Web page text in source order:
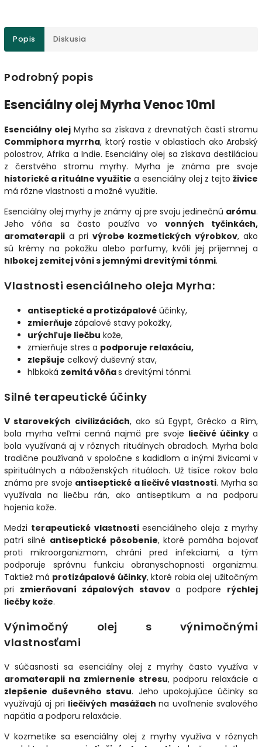
Popis Diskusia
Podrobný popis
Esenciálny olej Myrha Venoc 10ml
Esenciálny olej Myrha sa získava z drevnatých častí stromu
Commiphora myrrha, ktorý rastie v oblastiach ako Arabský
polostrov, Afrika a Indie. Esenciálny olej sa získava destiláciou
z čerstvého stromu myrhy. Myrha je známa pre svoje
historické a rituálne využitie a esenciálny olej z tejtoživice
má rôzne vlastnosti a možné využitie.
Esenciálny olej myrhy je známy aj pre svoju jedinečnú arómu.
Jeho vôňa sa často používa vo vonných tyčinkách,
aromaterapii a pri výrobe kozmetických výrobkov, ako
sú krémy na pokožku alebo parfumy, kvôli jej príjemnej a
hlbokej zemitej vôni s jemnými drevitými tónmi.
Vlastnosti esenciálneho oleja Myrha:
antiseptické a protizápalové účinky,
zmierňuje zápalové stavy pokožky,
urýchľuje liečbu kože,
zmierňuje stres a podporuje relaxáciu,
zlepšuje celkový duševný stav,
hlbkoká zemitá vôňas drevitými tónmi.
Silné terapeutické účinky
V starovekých civilizáciách, ako sú Egypt, Grécko a Rím,
bola myrha veľmi cenná najmä pre svoje liečivé účinkya
bola využívaná aj v rôznych rituálnych obradoch. Myrha bola
tradične používaná v spoločne s kadidlom a inými živicami v
spirituálnych a náboženských rituáloch. Už tisíce rokov bola
známa pre svoje antiseptické a liečivé vlastnosti. Myrha sa
využívala na liečbu rán, ako antiseptikum a na podporu
hojenia kože.
Medzi terapeutické vlastnostiesenciálneho oleja z myrhy
patrí silné antiseptické pôsobenie, ktoré pomáha bojovať
proti mikroorganizmom, chráni pred infekciami, a tým
podporuje správnu funkciu obranyschopnosti organizmu.
Taktiež má protizápalové účinky, ktoré robia olej užitočným
pri zmierňovaní zápalových stavova podpore rýchlej
liečby kože.
Výnimočný olej s výnimočnými
vlastnosťami
V súčasnosti sa esenciálny olej z myrhy často využíva v
aromaterapii na zmiernenie stresu, podporu relaxácie a
zlepšenie duševného stavu. Jeho upokojujúce účinky sa
využívajú aj pri liečivých masážachna uvoľnenie svalového
napätia a podporu relaxácie.
V kozmetike sa esenciálny olej z myrhy využíva v rôznych